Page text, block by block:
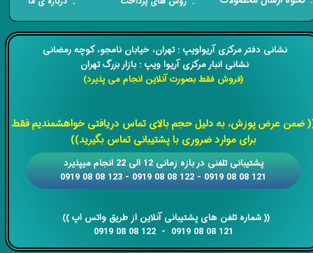
​​نشانی دفتر مرکزی آریواویپ : تهران، خیابان نامجو،کوچه رمضانی
نشانی انبار مرکزی آریوا ویپ : بازار بزرگ تهران
(فروش فقط بصورت آنلاین انجام می پذیرد)
ضمن عرض پوزش، به دلیل حجم بالای تماس دریافتی خواهشمندیم فقط
برای موارد ضروری با پشتیبانی تماس بگیرید))
​​​​​​​​​​​​​​(( ​​​​​​​شماره تلفن های پشتیبانی آنلاین از طریق واتس اپ ))
​​​​​​​121 08 08 0919 - 122 08 08 0919
​​پشتیبانی تلفنی در بازه زمانی 12 الی 22 انجام میپذیرد
121 08 08 0919 - 122 08 08 0919 - 123 08 08 0919